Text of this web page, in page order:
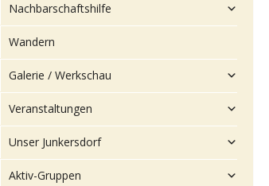
Nachbarschaftshilfe
Wandern
Galerie / Werkschau
Veranstaltungen
Unser Junkersdorf
Aktiv-Gruppen